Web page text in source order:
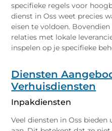
specifieke regels voor
dienst in Oss weet precies
eisen te voldoen.
relaties met lokale
inspelen op je specifieke
Diensten
Verhuisdiensten
Inpakdiensten
Veel diensten in Oss